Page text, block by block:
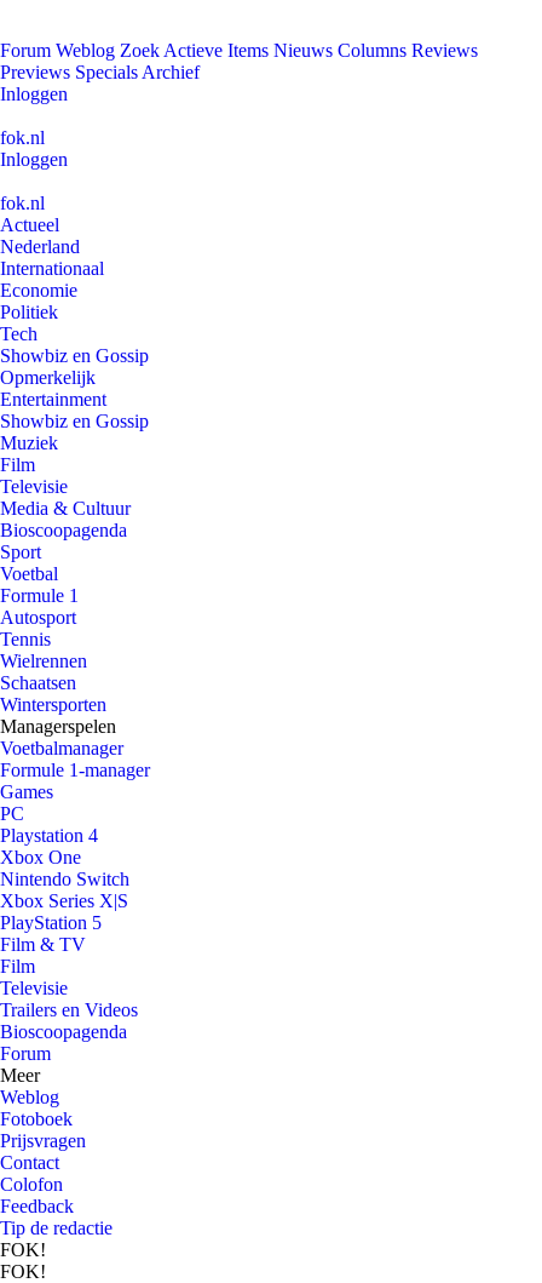
Forum Weblog Zoek Actieve Items Nieuws Columns Reviews
Previews Specials Archief
Inloggen
fok.nl
Inloggen
fok.nl
Actueel
Nederland
Internationaal
Economie
Politiek
Tech
Showbiz en Gossip
Opmerkelijk
Entertainment
Showbiz en Gossip
Muziek
Film
Televisie
Media & Cultuur
Bioscoopagenda
Sport
Voetbal
Formule 1
Autosport
Tennis
Wielrennen
Schaatsen
Wintersporten
Managerspelen
Voetbalmanager
Formule 1-manager
Games
PC
Playstation 4
Xbox One
Nintendo Switch
Xbox Series X|S
PlayStation 5
Film & TV
Film
Televisie
Trailers en Videos
Bioscoopagenda
Forum
Meer
Weblog
Fotoboek
Prijsvragen
Contact
Colofon
Feedback
Tip de redactie
FOK!
FOK!